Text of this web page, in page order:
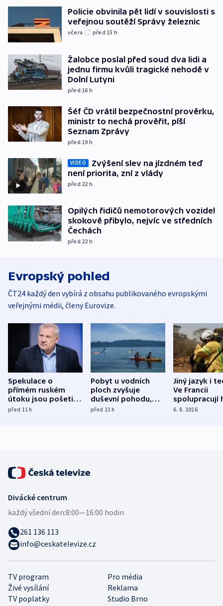
Policie obvinila pět lidí v souvislosti s
veřejnou soutěží Správy železnic
včera před 15 h
Žalobce poslal před soud dva lidi a
jednu firmu kvůli tragické nehodě v
Dolní Lutyni
před 16 h
Šéf ČD vrátil bezpečnostní prověrku,
ministr to nechá prověřit, píší
Seznam Zprávy
před 19 h
VIDEO
Zvýšení slev na jízdném teď
není priorita, zní z vlády
před 22 h
Opilých řidičů nemotorových vozidel
skokově přibylo, nejvíc ve středních
Čechách
před 22 h
Evropský pohled
ČT24 každý den vybírá z obsahu publikovaného evropskými
veřejnými médii, členy Eurovize.
Spekulace o
přímém ruském
útoku jsou pošetilé,
míní estonský
před 11h
Pobyt u vodních
ploch zvyšuje
duševní pohodu,
ukázala
před 21h
Jiný jazyk i
Ve Francii
spolupracují
různých zemí
6. 8. 2026
TV program
Pro média
Živé vysílání
Reklama
TV poplatky
Studio Brno
Divácké centrum
každý všední den:8:00—16:00 hodin
261 136 113
info@ceskatelevize.cz